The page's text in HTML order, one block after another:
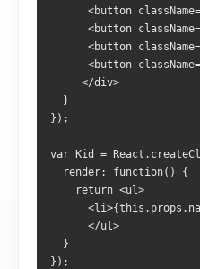
<button
<button
<button
<button
     </div>
  }
});
var Kid =
  render: function() {
    return <ul>
      </ul>
  }
});